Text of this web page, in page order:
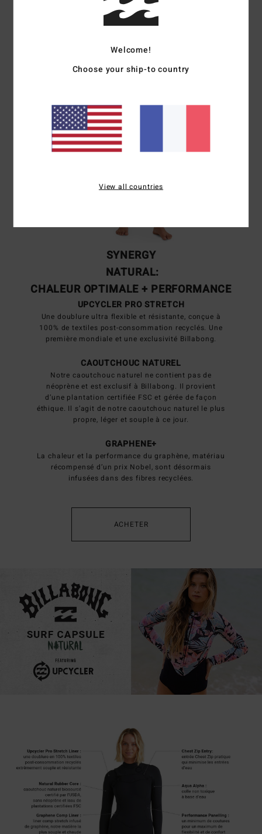
SYNERGY
NATURAL:
CHALEUR OPTIMALE + PERFORMANCE
UPCYCLER PRO STRETCH
Une doublure ultra flexible et résistante, conçue à
100% de textiles post-consommation recyclés. Une
première mondiale et une exclusivité Billabong.
CAOUTCHOUC NATUREL
Notre caoutchouc naturel ne contient pas de
néoprène et est exclusif à Billabong. Il provient
d’une plantation certifiée FSC et gérée de façon
éthique. Il s’agit de notre caoutchouc naturel le plus
propre, léger et souple à ce jour.
GRAPHENE+
La chaleur et la performance du graphène, matériau
récompensé d’un prix Nobel, sont désormais
infusées dans des fibres recyclées.
ACHETER
Welcome!
Choose your ship-to country
View all countries